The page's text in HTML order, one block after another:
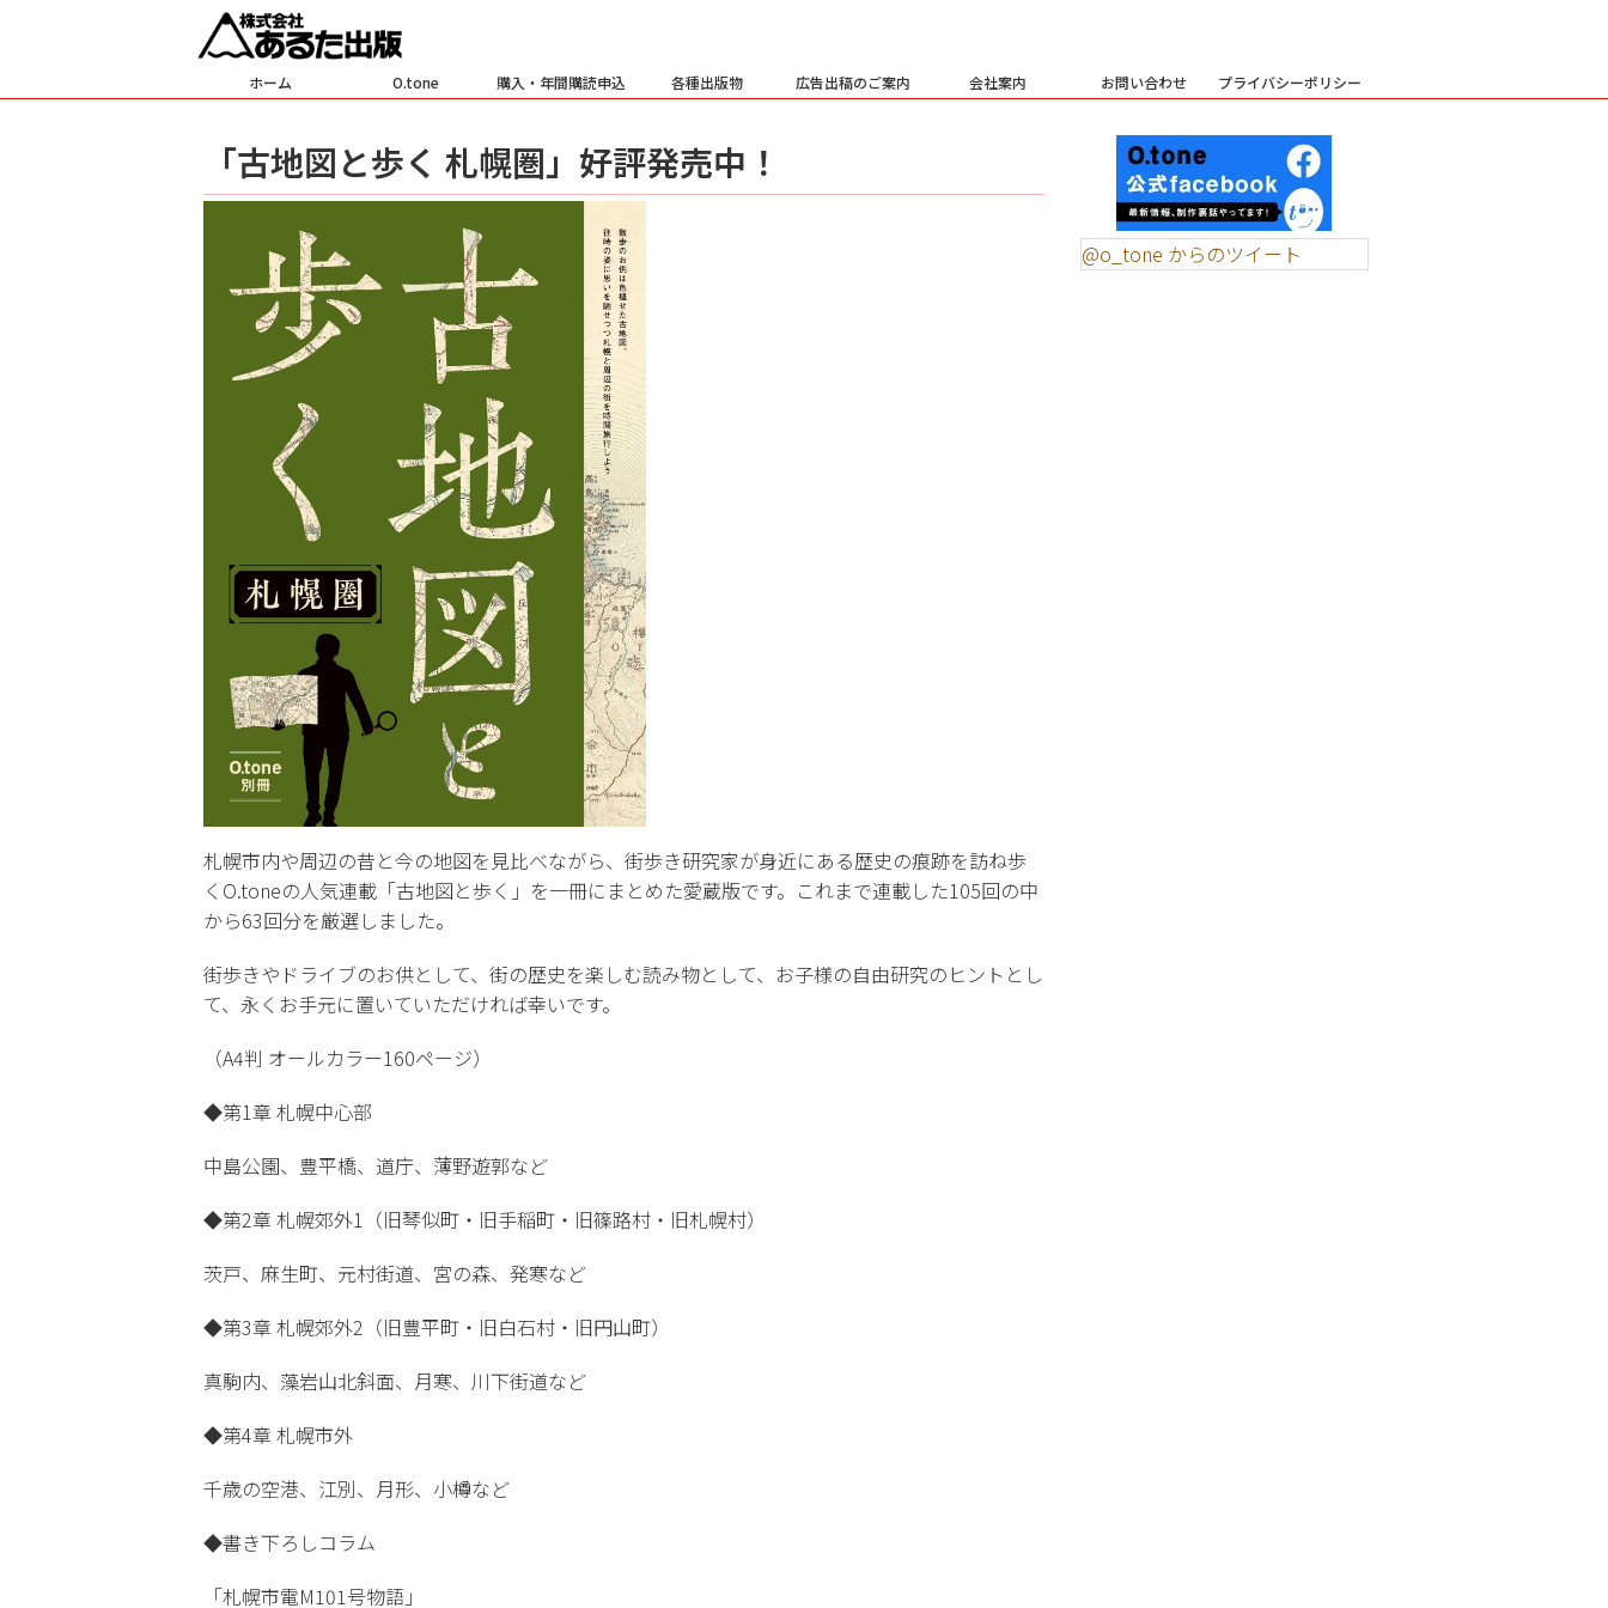
ホーム O.tone 購入・年間購読申込 各種出版物 広告出稿のご案内 会社案内 お問い合わせ プライバシーポリシー
「古地図と歩く 札幌圏」好評発売中！
札幌市内や周辺の昔と今の地図を見比べながら、街歩き研究家が身近にある歴史の痕跡を訪ね歩
くO.toneの人気連載「古地図と歩く」を一冊にまとめた愛蔵版です。これまで連載した105回の中
から63回分を厳選しました。
街歩きやドライブのお供として、街の歴史を楽しむ読み物として、お子様の自由研究のヒントとし
て、永くお手元に置いていただければ幸いです。
（A4判 オールカラー160ページ）
◆第1章 札幌中心部
中島公園、豊平橋、道庁、薄野遊郭など
◆第2章 札幌郊外1（旧琴似町・旧手稲町・旧篠路村・旧札幌村）
茨戸、麻生町、元村街道、宮の森、発寒など
◆第3章 札幌郊外2（旧豊平町・旧白石村・旧円山町）
真駒内、藻岩山北斜面、月寒、川下街道など
◆第4章 札幌市外
千歳の空港、江別、月形、小樽など
◆書き下ろしコラム
「札幌市電M101号物語」
@o_tone からのツイート